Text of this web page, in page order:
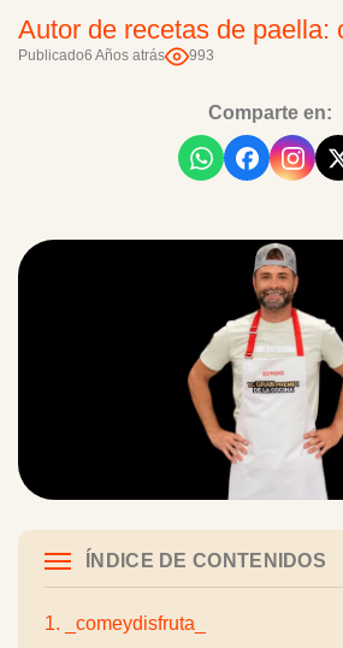
Autor de recetas de paella:
Publicado6 Años atrás 993
Comparte en:
ÍNDICE DE CONTENIDOS
1. _comeydisfruta_